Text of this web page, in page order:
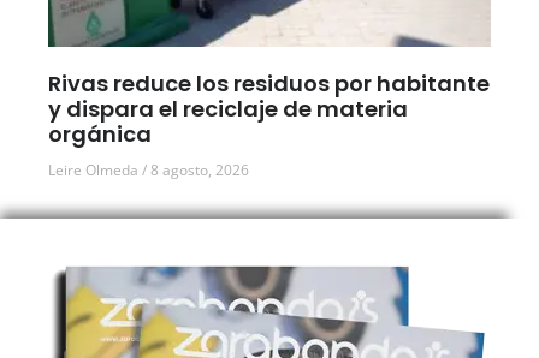
Rivas reduce los residuos por habitante
y dispara el reciclaje de materia
orgánica
Leire Olmeda 8 agosto, 2026